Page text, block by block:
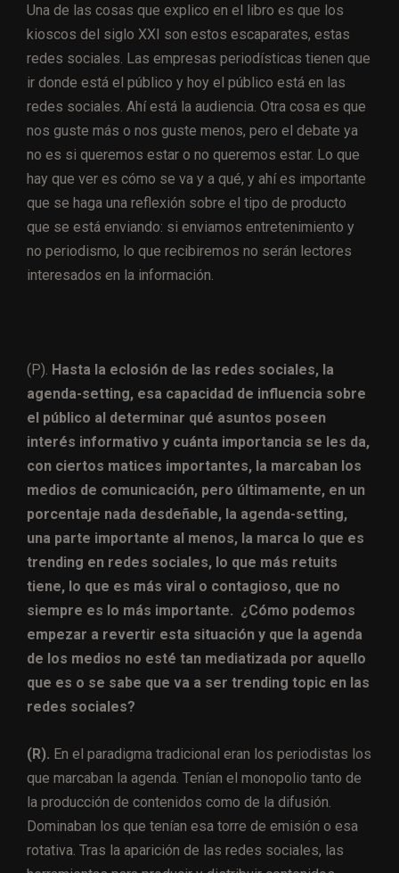
Una de las cosas que explico en el libro es que los
kioscos del siglo XXI son estos escaparates, estas
redes sociales. Las empresas periodísticas tienen que
ir donde está el público y hoy el público está en las
redes sociales. Ahí está la audiencia. Otra cosa es que
nos guste más o nos guste menos, pero el debate ya
no es si queremos estar o no queremos estar. Lo que
hay que ver es cómo se va y a qué, y ahí es importante
que se haga una reflexión sobre el tipo de producto
que se está enviando: si enviamos entretenimiento y
no periodismo, lo que recibiremos no serán lectores
interesados en la información.
(P). Hasta la eclosión de las redes sociales, la
agenda-setting, esa capacidad de influencia sobre
el público al determinar qué asuntos poseen
interés informativo y cuánta importancia se les da,
con ciertos matices importantes, la marcaban los
medios de comunicación, pero últimamente, en un
porcentaje nada desdeñable, la agenda-setting,
una parte importante al menos, la marca lo que es
trending en redes sociales, lo que más retuits
tiene, lo que es más viral o contagioso, que no
siempre es lo más importante. ¿Cómo podemos
empezar a revertir esta situación y que la agenda
de los medios no esté tan mediatizada por aquello
que es o se sabe que va a ser trending topic en las
redes sociales?
(R). En el paradigma tradicional eran los periodistas los
que marcaban la agenda. Tenían el monopolio tanto de
la producción de contenidos como de la difusión.
Dominaban los que tenían esa torre de emisión o esa
rotativa. Tras la aparición de las redes sociales, las